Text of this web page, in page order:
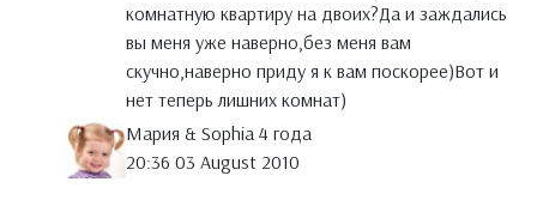
комнатную квартиру на двоих?Да и заждались
вы меня уже наверно,без меня вам
скучно,наверно приду я к вам поскорее)Вот и
нет теперь лишних комнат)
Мария & Sophia 4 года
20:36 03 August 2010